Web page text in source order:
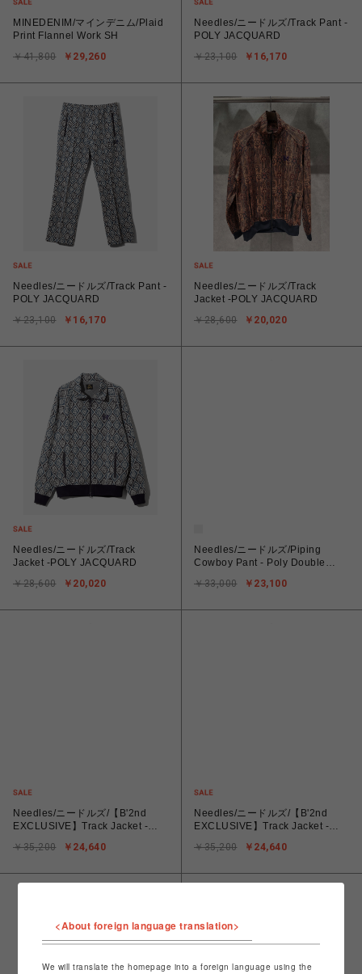
MINEDENIM/マインデニム/Plaid
Print Flannel Work SH
￥29,260
￥41,800
Needles/ニードルズ/Track Pant -
POLY JACQUARD
￥16,170
￥23,100
Needles/ニードルズ/Track Pant -
POLY JACQUARD
￥16,170
￥23,100
Needles/ニードルズ/Track
Jacket -POLY JACQUARD
￥20,020
￥28,600
Needles/ニードルズ/Track
Jacket -POLY JACQUARD
￥20,020
￥28,600
Needles/ニードルズ/Piping
Cowboy Pant - Poly Double
￥23,100
￥33,000
Needles/ニードルズ/【B'2nd
EXCLUSIVE】Track Jacket -
￥24,640
￥35,200
Needles/ニードルズ/【B'2nd
EXCLUSIVE】Track Jacket -
￥24,640
￥35,200
<About foreign language translation>
We will translate the homepage into a foreign language using the